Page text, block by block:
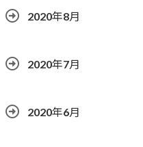
2020年8月
2020年7月
2020年6月